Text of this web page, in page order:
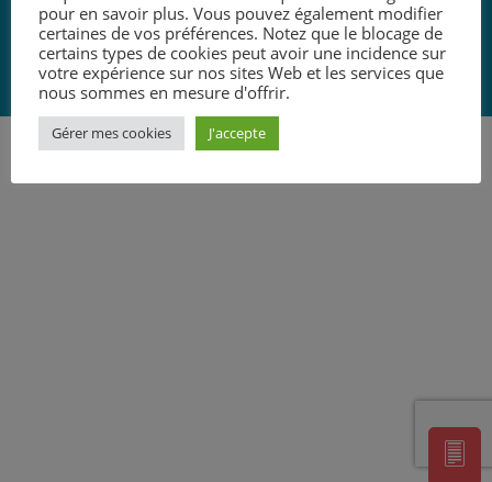
]
W agence i communication
'
pour en savoir plus. Vous pouvez également modifier
certaines de vos préférences. Notez que le blocage de
certains types de cookies peut avoir une incidence sur
votre expérience sur nos sites Web et les services que
nous sommes en mesure d'offrir.
Gérer mes cookies J'accepte